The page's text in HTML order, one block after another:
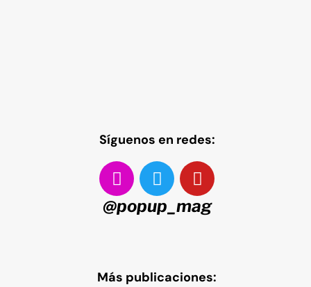
Síguenos en redes:
@popup_mag
Más publicaciones: